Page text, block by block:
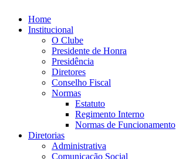
para
Home
Institucional
O Clube
Presidente de Honra
Presidência
Diretores
Conselho Fiscal
Normas
Estatuto
Regimento Interno
Normas de Funcionamento
Diretorias
Administrativa
Comunicação Social